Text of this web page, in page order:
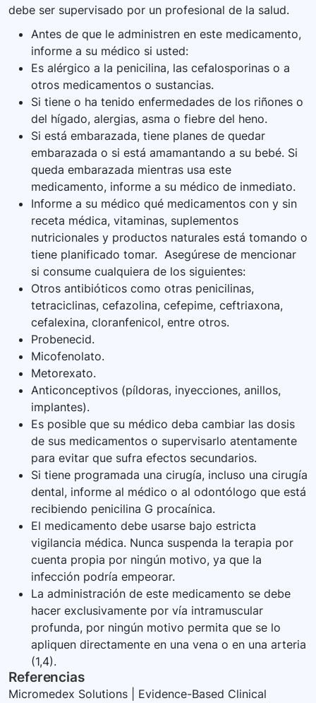
debe ser supervisado por un profesional de la salud.
Antes de que le administren en este medicamento,
informe a su médico si usted:
Es alérgico a la penicilina, las cefalosporinas o a
otros medicamentos o sustancias.
Si tiene o ha tenido enfermedades de los riñones o
del hígado, alergias, asma o fiebre del heno.
Si está embarazada, tiene planes de quedar
embarazada o si está amamantando a su bebé. Si
queda embarazada mientras usa este
medicamento, informe a su médico de inmediato.
Informe a su médico qué medicamentos con y sin
receta médica, vitaminas, suplementos
nutricionales y productos naturales está tomando o
tiene planificado tomar. Asegúrese de mencionar
si consume cualquiera de los siguientes:
Otros antibióticos como otras penicilinas,
tetraciclinas, cefazolina, cefepime, ceftriaxona,
cefalexina, cloranfenicol, entre otros.
Probenecid.
Micofenolato.
Metorexato.
Anticonceptivos (píldoras, inyecciones, anillos,
implantes).
Es posible que su médico deba cambiar las dosis
de sus medicamentos o supervisarlo atentamente
para evitar que sufra efectos secundarios.
Si tiene programada una cirugía, incluso una cirugía
dental, informe al médico o al odontólogo que está
recibiendo penicilina G procaínica.
El medicamento debe usarse bajo estricta
vigilancia médica. Nunca suspenda la terapia por
cuenta propia por ningún motivo, ya que la
infección podría empeorar.
La administración de este medicamento se debe
hacer exclusivamente por vía intramuscular
profunda, por ningún motivo permita que se lo
apliquen directamente en una vena o en una arteria
(1,4).
Referencias
Micromedex Solutions | Evidence-Based Clinical